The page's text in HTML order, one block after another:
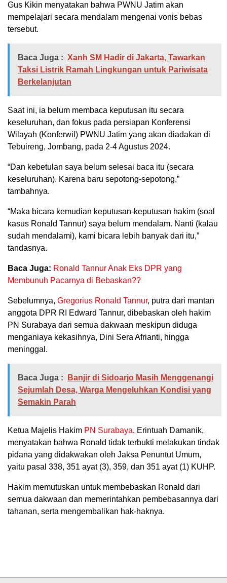
Gus Kikin menyatakan bahwa PWNU Jatim akan
mempelajari secara mendalam mengenai vonis bebas
tersebut.
Baca Juga : Xanh SM Hadir di Jakarta, Tawarkan
Taksi Listrik Ramah Lingkungan untuk Pariwisata
Berkelanjutan
Saat ini, ia belum membaca keputusan itu secara
keseluruhan, dan fokus pada persiapan Konferensi
Wilayah (Konferwil) PWNU Jatim yang akan diadakan di
Tebuireng, Jombang, pada 2-4 Agustus 2024.
“Dan kebetulan saya belum selesai baca itu (secara
keseluruhan). Karena baru sepotong-sepotong,”
tambahnya.
“Maka bicara kemudian keputusan-keputusan hakim (soal
kasus Ronald Tannur) saya belum mendalam. Nanti (kalau
sudah mendalami), kami bicara lebih banyak dari itu,”
tandasnya.
Baca Juga: Ronald Tannur Anak Eks DPR yang
Membunuh Pacarnya di Bebaskan??
Sebelumnya, Gregorius Ronald Tannur, putra dari mantan
anggota DPR RI Edward Tannur, dibebaskan oleh hakim
PN Surabaya dari semua dakwaan meskipun diduga
menganiaya kekasihnya, Dini Sera Afrianti, hingga
meninggal.
Baca Juga :
Banjir di Sidoarjo Masih Menggenangi
Sejumlah Desa, Warga Mengeluhkan Kondisi yang
Semakin Parah
Ketua Majelis Hakim PN Surabaya, Erintuah Damanik,
menyatakan bahwa Ronald tidak terbukti melakukan tindak
pidana yang didakwakan oleh Jaksa Penuntut Umum,
yaitu pasal 338, 351 ayat (3), 359, dan 351 ayat (1) KUHP.
Hakim memutuskan untuk membebaskan Ronald dari
semua dakwaan dan memerintahkan pembebasannya dari
tahanan, serta mengembalikan hak-haknya.